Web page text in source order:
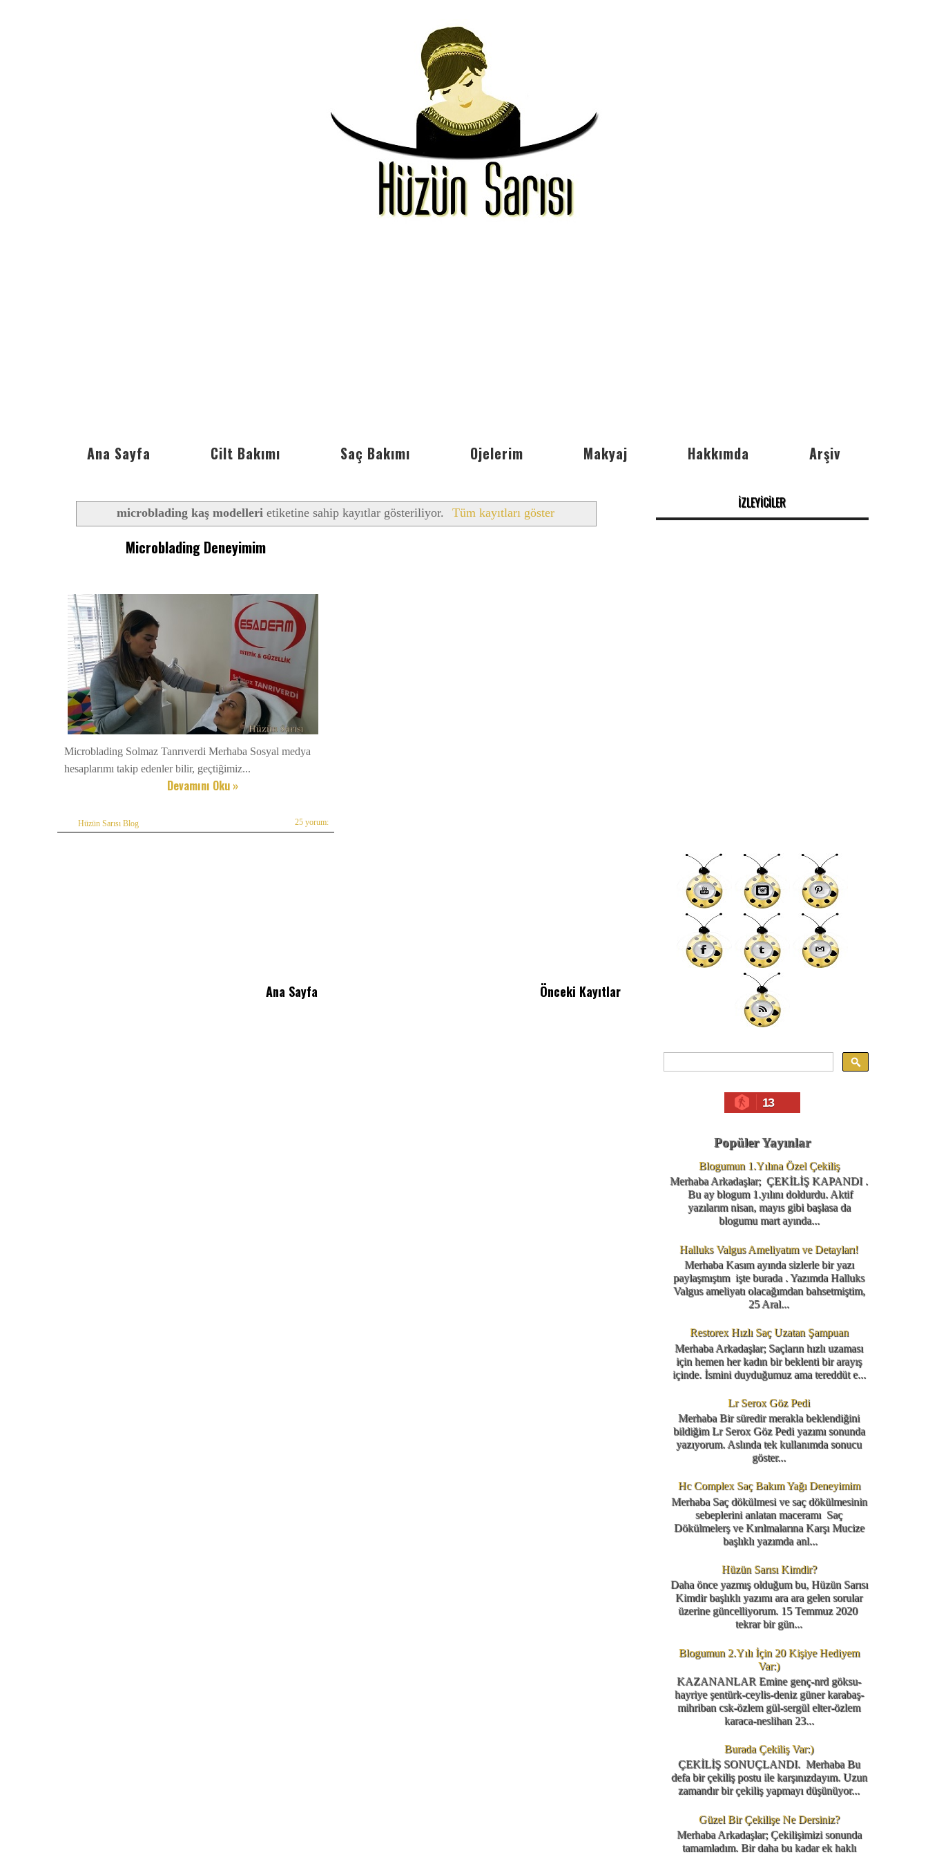
Ana Sayfa Cilt Bakımı Saç Bakımı Ojelerim Makyaj Hakkımda Arşiv
microblading kaş modellerietiketine sahip kayıtlar gösteriliyor. Tüm kayıtları göster
Microblading Deneyimim
Microblading Solmaz Tanrıverdi Merhaba Sosyal medya
hesaplarımı takip edenler bilir, geçtiğimiz...
Devamını Oku »
Hüzün Sarısı Blog 25 yorum:
Önceki Kayıtlar
Ana Sayfa
İZLEYİCİLER
13
Popüler Yayınlar
Blogumun 1.Yılına Özel Çekiliş
Merhaba Arkadaşlar; ÇEKİLİŞ KAPANDI .
Bu ay blogum 1.yılını doldurdu. Aktif
yazılarım nisan, mayıs gibi başlasa da
blogumu mart ayında...
Halluks Valgus Ameliyatım ve Detayları!
Merhaba Kasım ayında sizlerle bir yazı
paylaşmıştım işte burada . Yazımda Halluks
Valgus ameliyatı olacağımdan bahsetmiştim,
25 Aral...
Restorex Hızlı Saç Uzatan Şampuan
Merhaba Arkadaşlar; Saçların hızlı uzaması
için hemen her kadın bir beklenti bir arayış
içinde. İsmini duyduğumuz ama tereddüt e...
Lr Serox Göz Pedi
Merhaba Bir süredir merakla beklendiğini
bildiğim Lr Serox Göz Pedi yazımı sonunda
yazıyorum. Aslında tek kullanımda sonucu
göster...
Hc Complex Saç Bakım Yağı Deneyimim
Merhaba Saç dökülmesi ve saç dökülmesinin
sebeplerini anlatan maceramı Saç
Dökülmelerş ve Kırılmalarına Karşı Mucize
başlıklı yazımda anl...
Hüzün Sarısı Kimdir?
Daha önce yazmış olduğum bu, Hüzün Sarısı
Kimdir başlıklı yazımı ara ara gelen sorular
üzerine güncelliyorum. 15 Temmuz 2020
tekrar bir gün...
Blogumun 2.Yılı İçin 20 Kişiye Hediyem
Var:)
KAZANANLAR Emine genç-nrd göksu-
hayriye şentürk-ceylis-deniz güner karabaş-
mihriban csk-özlem gül-sergül elter-özlem
karaca-neslihan 23...
Burada Çekiliş Var:)
ÇEKİLİŞ SONUÇLANDI. Merhaba Bu
defa bir çekiliş postu ile karşınızdayım. Uzun
zamandır bir çekiliş yapmayı düşünüyor...
Güzel Bir Çekilişe Ne Dersiniz?
Merhaba Arkadaşlar; Çekilişimizi sonunda
tamamladım. Bir daha bu kadar ek haklı